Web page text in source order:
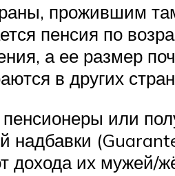
прожившим
пенсия по
а ее размер
в других
или
надбавки
дохода их мужей/